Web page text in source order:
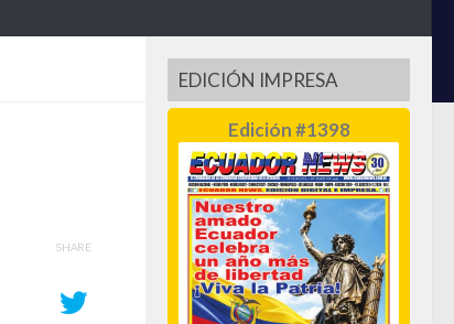
SHARE
EDICIÓN IMPRESA
Edición #1398